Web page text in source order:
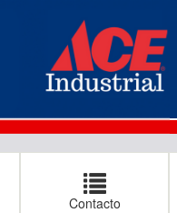
Contacto